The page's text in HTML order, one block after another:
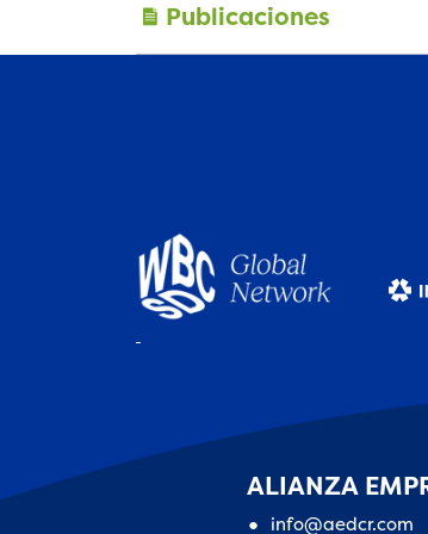
Publicaciones
ALIANZA
info@aedcr.com